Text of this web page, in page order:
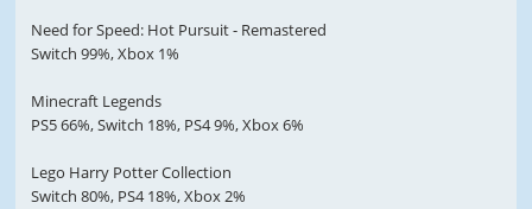
Need for Speed: Hot Pursuit - Remastered
Switch 99%, Xbox 1%
Minecraft Legends
PS5 66%, Switch 18%, PS4 9%, Xbox 6%
Lego Harry Potter Collection
Switch 80%, PS4 18%, Xbox 2%